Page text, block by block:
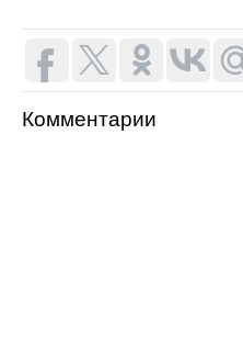
Комментарии